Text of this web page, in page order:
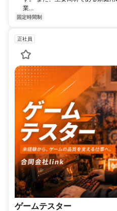
業...
固定時間制
正社員
ゲームテスター